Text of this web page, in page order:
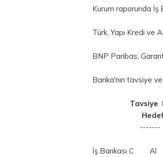
Kurum raporunda İş
Türk, Yapı Kredi ve
BNP Paribas,
Banka'nın tavsiye
Tavsiye
-------
İş Bankası C Al